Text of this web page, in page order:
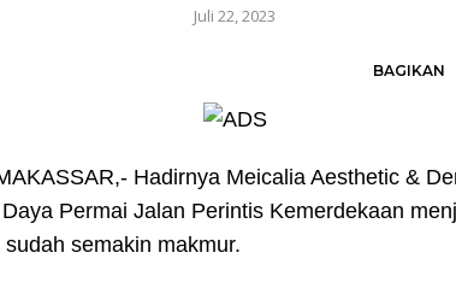
Juli 22, 2023
BAGIKAN
Hadirnya Meicalia Aesthetic &
Permai Jalan Perintis Kemerdekaan
semakin makmur.